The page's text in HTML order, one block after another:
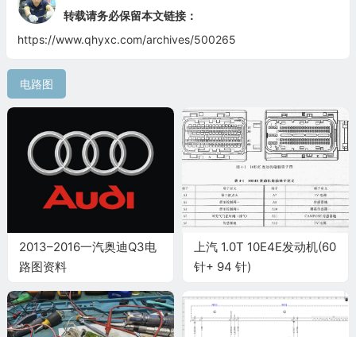
转载请务必保留本文链接：
https://www.qhyxc.com/archives/500265
电路图
2013–2016一汽奥迪Q3电
路图资料
上汽 1.0T 10E4E发动机(60
针+ 94 针)